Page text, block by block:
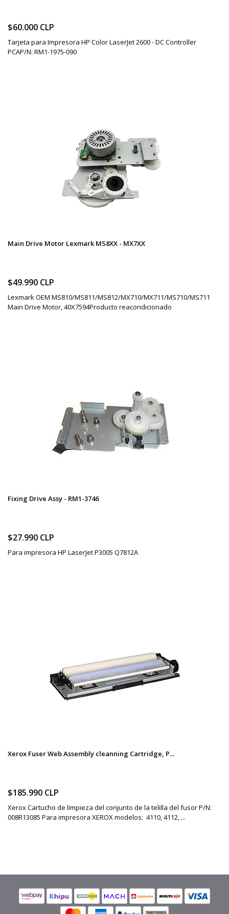
$60.000 CLP
Tarjeta para Impresora HP Color LaserJet 2600 - DC Controller
PCAP/N: RM1-1975-090
Main Drive Motor Lexmark MS8XX - MX7XX
$49.990 CLP
Lexmark OEM MS810/MS811/MS812/MX710/MX711/MS710/MS711
Main Drive Motor, 40X7594Producto reacondicionado
Fixing Drive Assy - RM1-3746
$27.990 CLP
Para impresora HP LaserJet P3005 Q7812A
Xerox Fuser Web Assembly cleanning Cartridge, P...
$185.990 CLP
Xerox Cartucho de limpieza del conjunto de la telilla del fusor P/N:
008R13085 Para impresora XEROX modelos: 4110, 4112, ...